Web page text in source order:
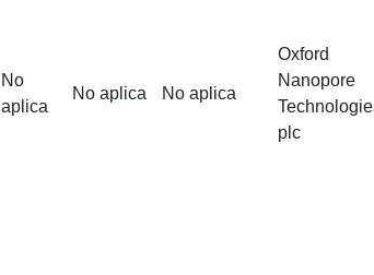
No
aplica
No aplica No aplica
Oxford
Nanopore
plc